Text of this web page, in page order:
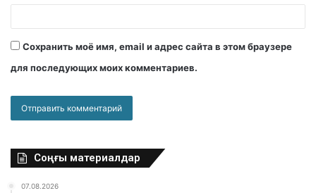
Сохранить моё имя, email и адрес сайта в этом браузере
для последующих моих комментариев.
Соңғы материалдар
07.08.2026